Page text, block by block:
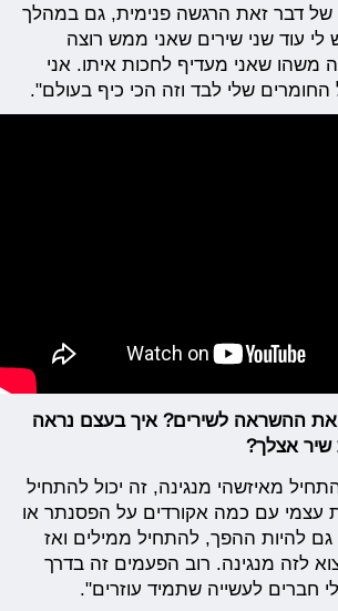
של דבר זאת הרגשה פנימית, גם במהלך
לי עוד שני שירים שאני ממש רוצה
משהו שאני מעדיף לחכות איתו. אני
החומרים שלי לבד וזה הכי כיף בעולם".
ההשראה לשירים? איך בעצם נראה
אצלך?
מאיזשהי מנגינה, זה יכול להתחיל
עצמי עם כמה אקורדים על הפסנתר או
גם להיות ההפך, להתחיל ממילים ואז
לזה מנגינה. רוב הפעמים זה בדרך
חברים לעשייה שתמיד עוזרים".